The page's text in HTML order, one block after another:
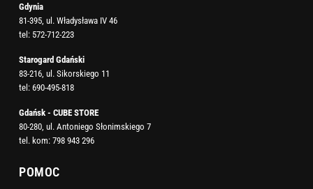
Gdynia
81-395, ul. Władysława IV 46
tel: 572-712-223
Starogard Gdański
83-216, ul. Sikorskiego 11
tel: 690-495-818
Gdańsk - CUBE STORE
80-280, ul. Antoniego Słonimskiego 7
tel. kom: 798 943 296
POMOC